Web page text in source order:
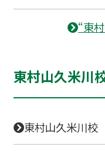
“東
東村山久米川
東村山久米川校